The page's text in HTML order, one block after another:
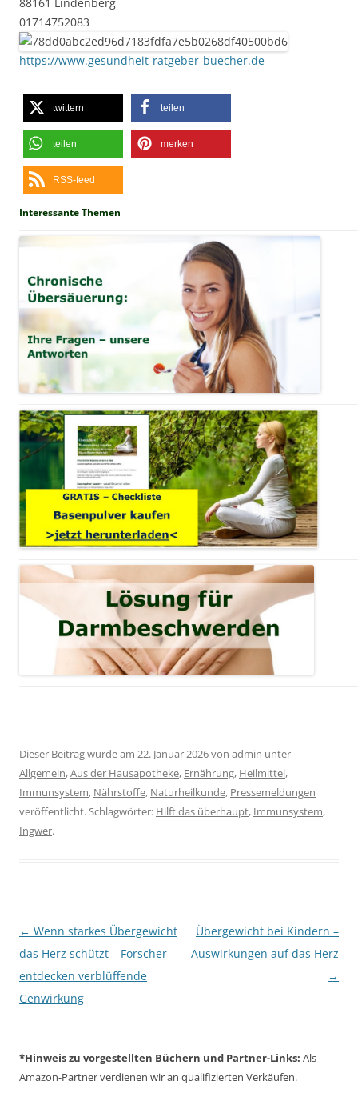
01714752083
https://www.gesundheit-ratgeber-buecher.de
twittern teilen
teilen merken
RSS-feed
Interessante Themen
Dieser Beitrag wurde am 22. Januar 2026von admin unter
Allgemein,Aus der Hausapotheke, Ernährung, Heilmittel,
Immunsystem, Nährstoffe, Naturheilkunde, Pressemeldungen
veröffentlicht. Schlagwörter: Hilft das überhaupt, Immunsystem,
Ingwer.
Beitragsnavigation
← Wenn starkes Übergewicht
das Herz schützt – Forscher
entdecken verblüffende
Genwirkung
Übergewicht bei Kindern –
Auswirkungen auf das Herz
→
*Hinweis zu vorgestellten Büchern und Partner-Links: Als
Amazon-Partner verdienen wir an qualifizierten Verkäufen.